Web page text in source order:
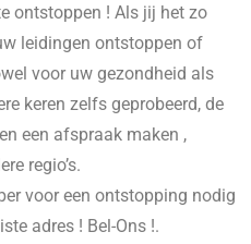
ontstoppen ! Als jij het zo
leidingen ontstoppen of
voor uw gezondheid als
keren zelfs geprobeerd, de
een afspraak maken ,
regio’s.
voor een ontstopping nodig
adres ! Bel-Ons !.